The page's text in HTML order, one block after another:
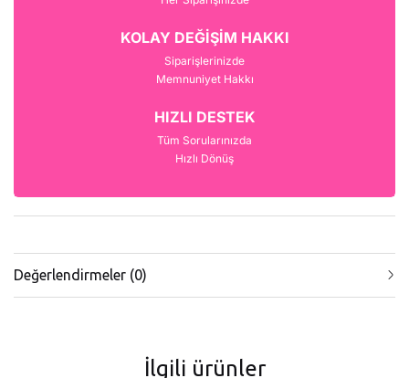
KOLAY DEĞİŞİM HAKKI
Siparişlerinizde
Memnuniyet Hakkı
HIZLI DESTEK
Tüm Sorularınızda
Hızlı Dönüş
Değerlendirmeler (0)
İlgili ürünler